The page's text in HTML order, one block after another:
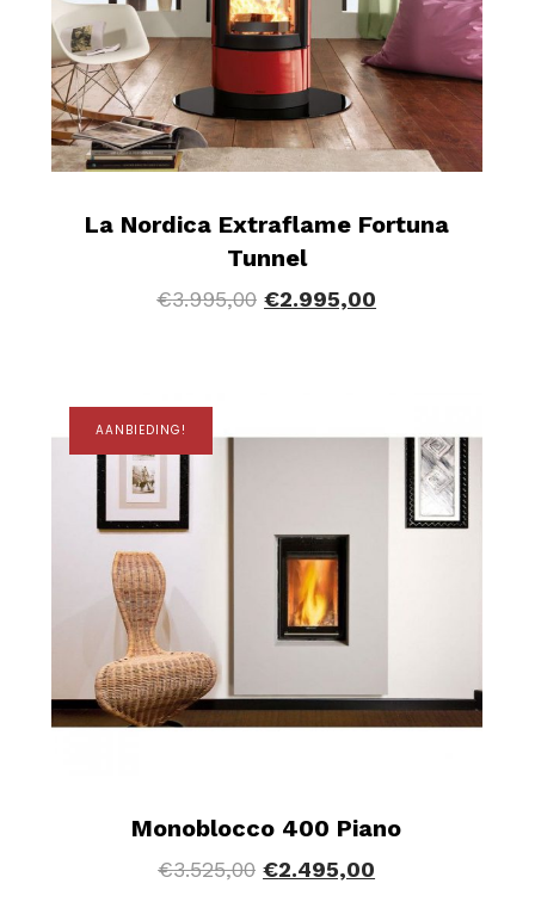
La Nordica Extraflame Fortuna
Tunnel
€3.995,00 €2.995,00
AANBIEDING!
Monoblocco 400 Piano
€3.525,00 €2.495,00